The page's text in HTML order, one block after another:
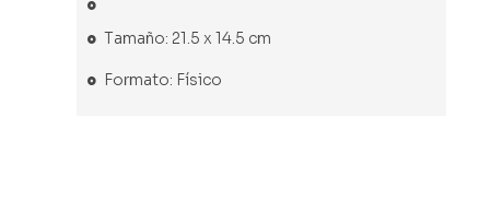
Tamaño: 21.5 x 14.5 cm
Formato: Físico